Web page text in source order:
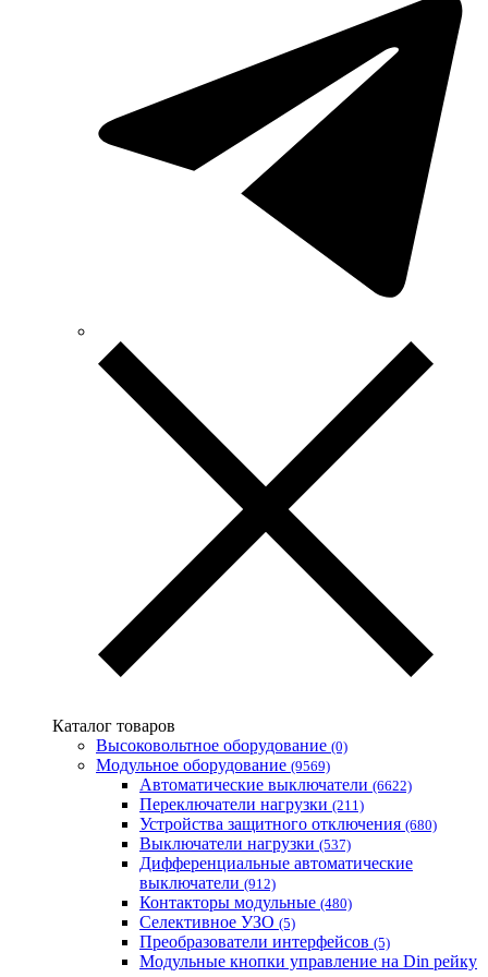
Technoelectric (Италия)
Technosystems (Украина)
TEKPAN (Турция)
TeleTec (Украина)
Vargo (Украина)
Vector VS
Vimar (Италия)
Volter (Украина)
Volterm (Украина)
Wago (Германия)
АС Привод (Украина)
АСКО-УКРЕМ (Украина)
Запорожский завод цветных металлов (ЗЗЦМ)
Каблекс Одесса
Мегомметр (Украина)
Промфактор
Термофит
Укрэнерго-Альянс (Украина)
Каталог товаров
Высоковольтное оборудование (0)
Модульное оборудование (9569)
Автоматические выключатели (6622)
Переключатели нагрузки (211)
Устройства защитного отключения (680)
Выключатели нагрузки (537)
Дифференциальные автоматические
выключатели (912)
Контакторы модульные (480)
Селективное УЗО (5)
Преобразователи интерфейсов (5)
Модульные кнопки управление на Din рейку